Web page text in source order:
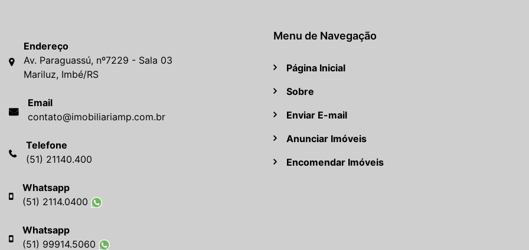
Endereço
Av. Paraguassú, nº7229 - Sala 03
Mariluz, Imbé/RS
Email
contato@imobiliariamp.com.br
Telefone
(51) 21140.400
Whatsapp
(51) 2114.0400
Whatsapp
(51) 99914.5060
Menu de Navegação
Página Inicial
Sobre
Enviar E-mail
Anunciar Imóveis
Encomendar Imóveis